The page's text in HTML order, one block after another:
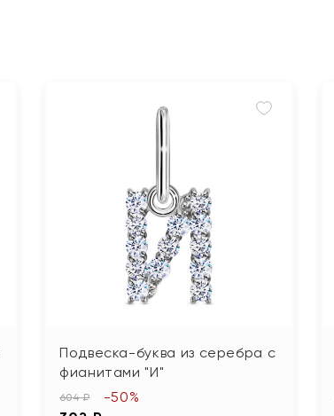
Подвеска-буква из серебра с
фианитами "И"
604 ₽ -50%